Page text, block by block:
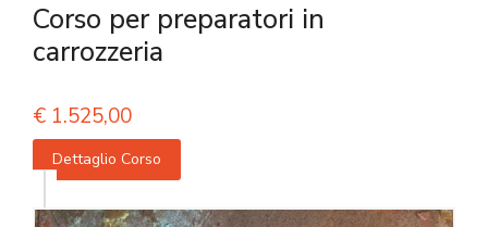
Corso per preparatori in
carrozzeria
€ 1.525,00
Dettaglio Corso